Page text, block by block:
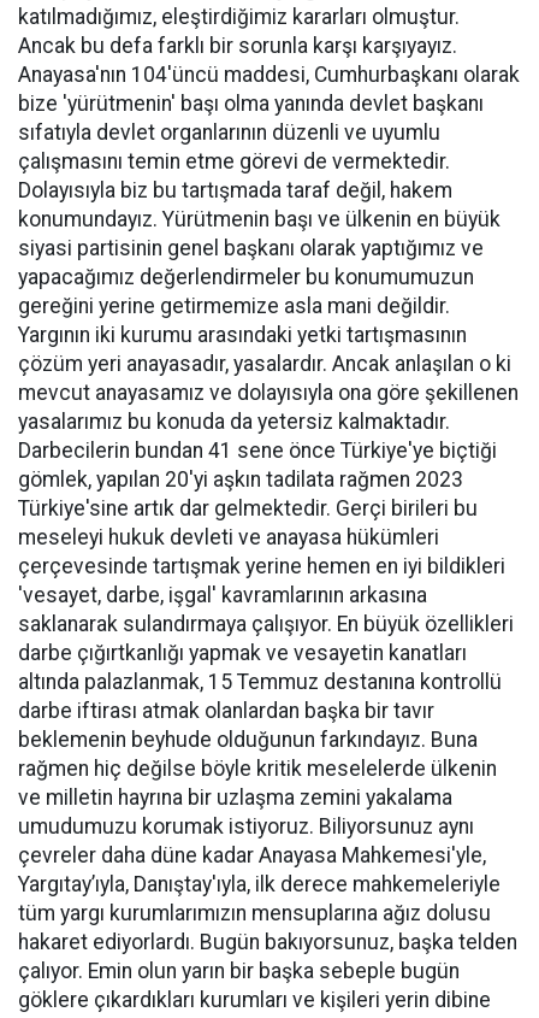
katılmadığımız, eleştirdiğimiz kararları olmuştur.
Ancak bu defa farklı bir sorunla karşı karşıyayız.
Anayasa'nın 104'üncü maddesi, Cumhurbaşkanı olarak
bize 'yürütmenin' başı olma yanında devlet başkanı
sıfatıyla devlet organlarının düzenli ve uyumlu
çalışmasını temin etme görevi de vermektedir.
Dolayısıyla biz bu tartışmada taraf değil, hakem
konumundayız. Yürütmenin başı ve ülkenin en büyük
siyasi partisinin genel başkanı olarak yaptığımız ve
yapacağımız değerlendirmeler bu konumumuzun
gereğini yerine getirmemize asla mani değildir.
Yargının iki kurumu arasındaki yetki tartışmasının
çözüm yeri anayasadır, yasalardır. Ancak anlaşılan o ki
mevcut anayasamız ve dolayısıyla ona göre şekillenen
yasalarımız bu konuda da yetersiz kalmaktadır.
Darbecilerin bundan 41 sene önce Türkiye'ye biçtiği
gömlek, yapılan 20'yi aşkın tadilata rağmen 2023
Türkiye'sine artık dar gelmektedir. Gerçi birileri bu
meseleyi hukuk devleti ve anayasa hükümleri
çerçevesinde tartışmak yerine hemen en iyi bildikleri
'vesayet, darbe, işgal' kavramlarının arkasına
saklanarak sulandırmaya çalışıyor. En büyük özellikleri
darbe çığırtkanlığı yapmak ve vesayetin kanatları
altında palazlanmak, 15 Temmuz destanına kontrollü
darbe iftirası atmak olanlardan başka bir tavır
beklemenin beyhude olduğunun farkındayız. Buna
rağmen hiç değilse böyle kritik meselelerde ülkenin
ve milletin hayrına bir uzlaşma zemini yakalama
umudumuzu korumak istiyoruz. Biliyorsunuz aynı
çevreler daha düne kadar Anayasa Mahkemesi'yle,
Yargıtay’ıyla, Danıştay'ıyla, ilk derece mahkemeleriyle
tüm yargı kurumlarımızın mensuplarına ağız dolusu
hakaret ediyorlardı. Bugün bakıyorsunuz, başka telden
çalıyor. Emin olun yarın bir başka sebeple bugün
göklere çıkardıkları kurumları ve kişileri yerin dibine